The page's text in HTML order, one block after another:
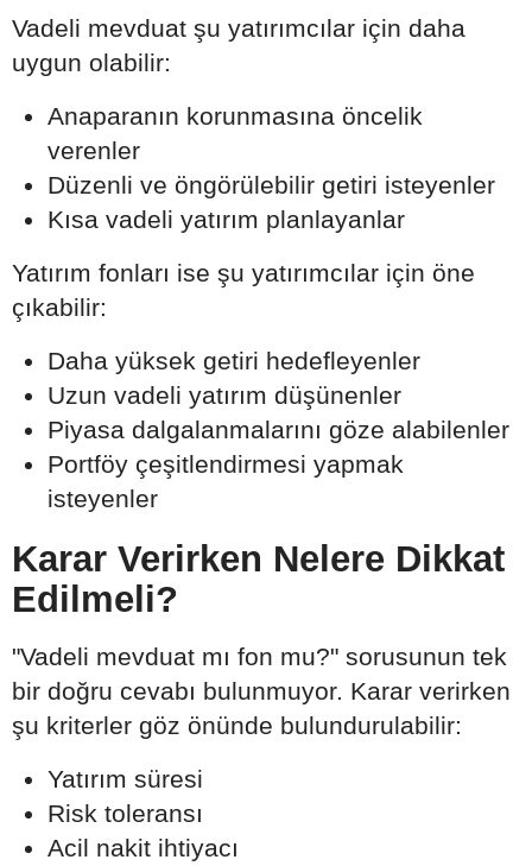
Vadeli mevduat şu yatırımcılar için daha
uygun olabilir:
Anaparanın korunmasına öncelik
verenler
Düzenli ve öngörülebilir getiri isteyenler
Kısa vadeli yatırım planlayanlar
Yatırım fonları ise şu yatırımcılar için öne
çıkabilir:
Daha yüksek getiri hedefleyenler
Uzun vadeli yatırım düşünenler
Piyasa dalgalanmalarını göze alabilenler
Portföy çeşitlendirmesi yapmak
isteyenler
Karar Verirken Nelere Dikkat
Edilmeli?
"Vadeli mevduat mı fon mu?" sorusunun tek
bir doğru cevabı bulunmuyor. Karar verirken
şu kriterler göz önünde bulundurulabilir:
Yatırım süresi
Risk toleransı
Acil nakit ihtiyacı